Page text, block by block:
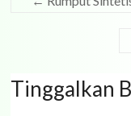
Tinggalkan